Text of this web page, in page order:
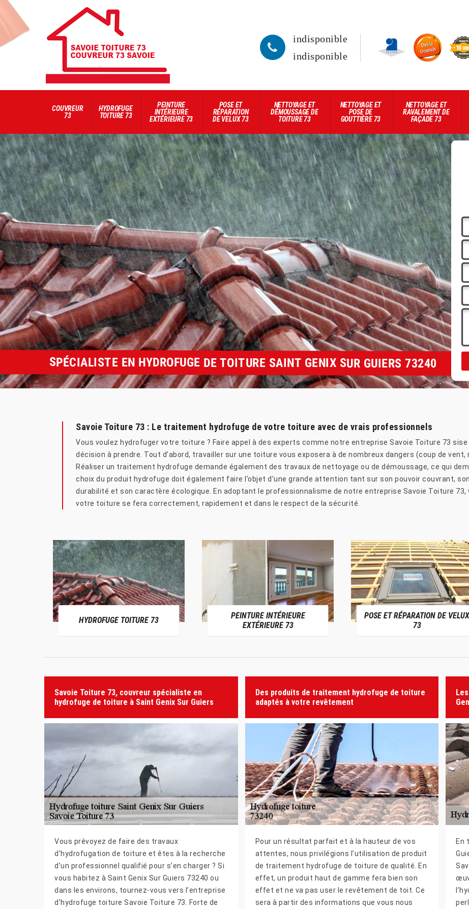
indisponible
indisponible
COUVREUR
73
HYDROFUGE
TOITURE 73
PEINTURE
INTÉRIEURE
EXTÉRIEURE 73
POSE ET
RÉPARATION
DE VELUX 73
NETTOYAGE ET
DÉMOUSSAGE DE
TOITURE 73
NETTOYAGE ET
POSE DE
GOUTTIÈRE 73
NETTOYAGE ET
RAVALEMENT DE
FAÇADE 73
SPÉCIALISTE EN HYDROFUGE DE TOITURE SAINT GENIX SUR GUIERS 73240
Savoie Toiture 73 : Le traitement hydrofuge de votre toiture avec de vrais professionnels
Vous voulez hydrofuger votre toiture ? Faire appel à des experts comme notre entreprise Savoie Toiture 73 sise
décision à prendre. Tout d’abord, travailler sur une toiture vous exposera à de nombreux dangers (coup de
Réaliser un traitement hydrofuge demande également des travaux de nettoyage ou de démoussage, ce qui
choix du produit hydrofuge doit également faire l’objet d’une grande attention tant sur son pouvoir couvrant,
durabilité et son caractère écologique. En adoptant le professionnalisme de notre entreprise Savoie Toiture 73,
votre toiture se fera correctement, rapidement et dans le respect de la sécurité.
HYDROFUGE TOITURE 73
PEINTURE INTÉRIEURE
EXTÉRIEURE 73
POSE ET RÉPARATION DE VELUX
73
Savoie Toiture 73, couvreur spécialiste en
hydrofuge de toiture à Saint Genix Sur Guiers
Vous prévoyez de faire des travaux
d’hydrofugation de toiture et êtes à la recherche
d’un professionnel qualifié pour s’en charger ? Si
vous habitez à Saint Genix Sur Guiers 73240 ou
dans les environs, tournez-vous vers l’entreprise
d’hydrofuge toiture Savoie Toiture 73. Forte de
Des produits de traitement hydrofuge de toiture
adaptés à votre revêtement
Pour un résultat parfait et à la hauteur de vos
attentes, nous privilégions l’utilisation de produit
de traitement hydrofuge de toiture de qualité. En
effet, un produit haut de gamme fera bien son
effet et ne va pas user le revêtement de toit. Ce
sera à partir des informations que vous nous
En